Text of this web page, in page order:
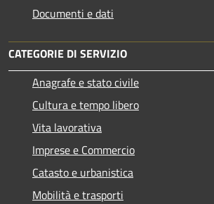
Documenti e dati
CATEGORIE DI SERVIZIO
Anagrafe e stato civile
Cultura e tempo libero
Vita lavorativa
Imprese e Commercio
Catasto e urbanistica
Mobilità e trasporti